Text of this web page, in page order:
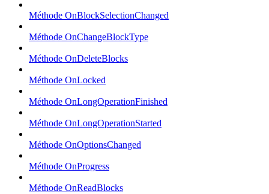
Méthode OnBlockSelectionChanged
Méthode OnChangeBlockType
Méthode OnDeleteBlocks
Méthode OnLocked
Méthode OnLongOperationFinished
Méthode OnLongOperationStarted
Méthode OnOptionsChanged
Méthode OnProgress
Méthode OnReadBlocks